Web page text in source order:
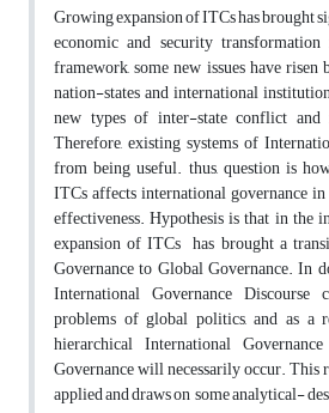
Growing expansion of ITCs has brought
economic and security
framework, some new issues have
nation-states and international
new types of inter-state conflict and
Therefore, existing systems of
from being useful. thus, question is
ITCs affects international governance
effectiveness. Hypothesis is that in the
expansion of ITCs has brought a
Governance to Global Governance. In
International Governance
problems of global politics, and as a
hierarchical International
Governance will necessarily occur. This
applied and draws on some analytical-